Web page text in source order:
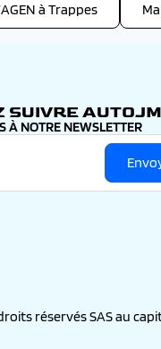
à Trappes
SUIVRE
À NOTRE NEWSLETTER
réservés SAS au